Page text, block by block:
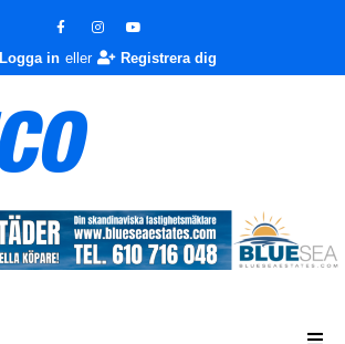
Logga in eller Registrera dig